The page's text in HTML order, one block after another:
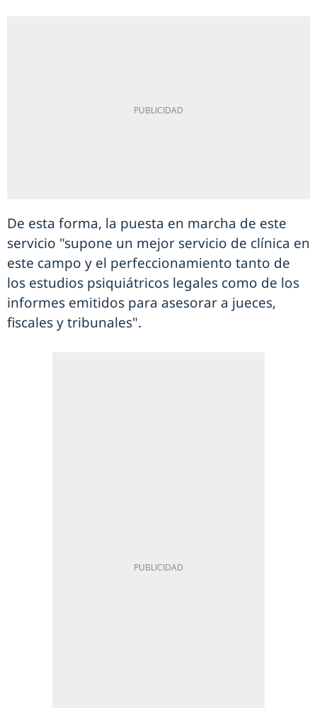
De esta forma, la puesta en marcha de este
servicio "supone un mejor servicio de clínica en
este campo y el perfeccionamiento tanto de
los estudios psiquiátricos legales como de los
informes emitidos para asesorar a jueces,
fiscales y tribunales".